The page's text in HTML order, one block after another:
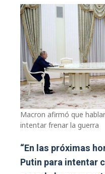
Macron afirmó que
intentar frenar la guerra
“En las próximas
Putin para intentar